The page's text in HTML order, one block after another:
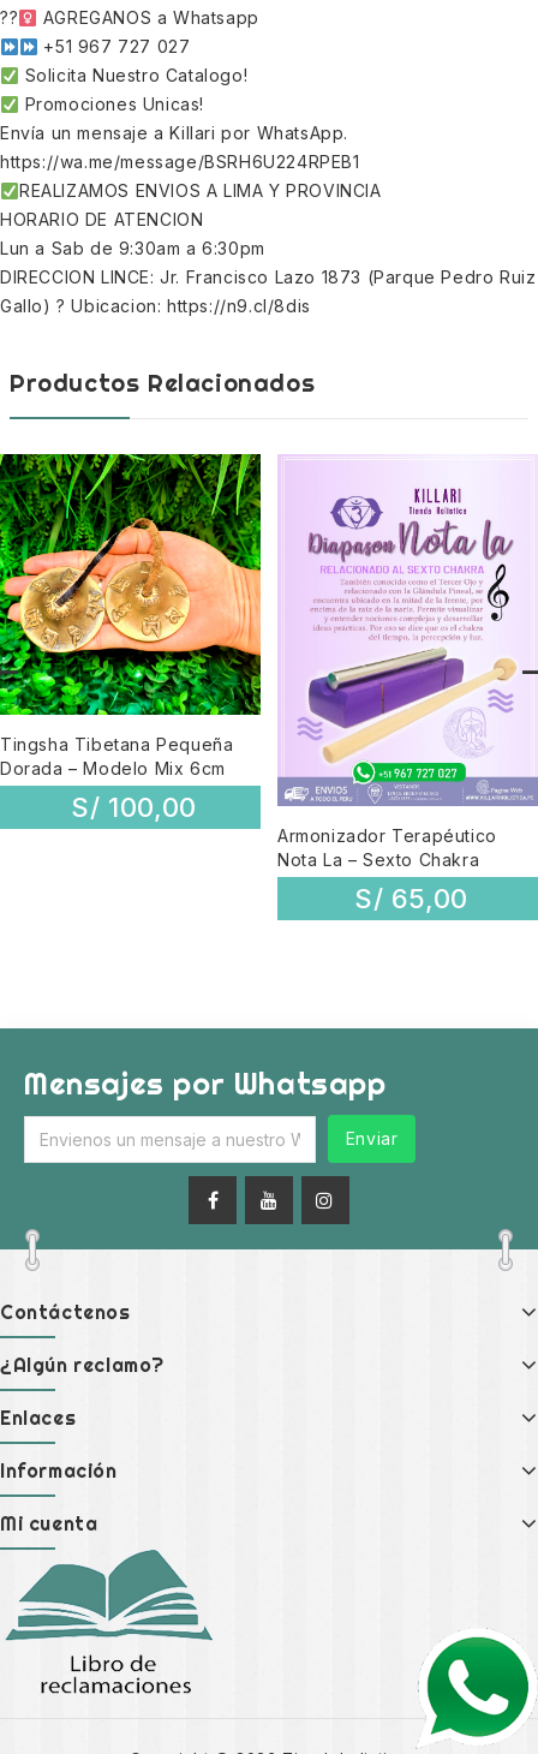
??‍
AGREGANOS a Whatsapp
+51 967 727 027
Solicita Nuestro Catalogo!
Promociones Unicas!
Envía un mensaje a Killari por WhatsApp.
https://wa.me/message/BSRH6U224RPEB1
REALIZAMOS ENVIOS A LIMA Y PROVINCIA
HORARIO DE ATENCION
Lun a Sab de 9:30am a 6:30pm
DIRECCION LINCE: Jr. Francisco Lazo 1873 (Parque Pedro Ruiz
Gallo) ? Ubicacion: https://n9.cl/8dis
Productos Relacionados
Tingsha Tibetana Pequeña
Dorada – Modelo Mix 6cm
S/ 100,00
Armonizador Terapéutico
Nota La – Sexto Chakra
S/ 65,00
Mensajes por Whatsapp
Enviar
Contáctenos
¿Algún reclamo?
Enlaces
Información
Mi cuenta